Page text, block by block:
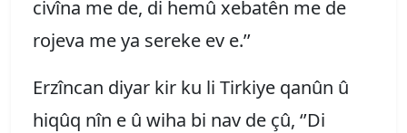
civîna me de, di hemû xebatên me de
rojeva me ya sereke ev e.’’
Erzîncan diyar kir ku li Tirkiye qanûn û
hiqûq nîn e û wiha bi nav de çû, ‘’Di